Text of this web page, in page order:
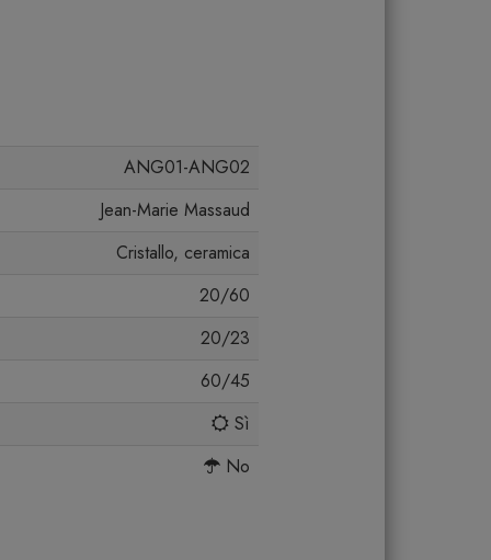
ANG01-ANG02
Jean-Marie Massaud
Cristallo, ceramica
20/60
20/23
60/45
Sì
No